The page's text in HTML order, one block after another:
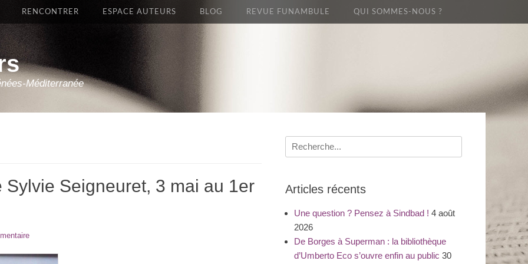
Méditerranée
RENCONTRER ESPACE AUTEURS BLOG REVUE FUNAMBULE QUI SOMMES-NOUS ?
Sylvie Seigneuret, 3 mai au 1er
Recherche
pour
Articles récents
Une question ? Pensez à Sindbad ! 4 août
2026
De Borges à Superman : la bibliothèque
d’Umberto Eco s’ouvre enfin au public 30